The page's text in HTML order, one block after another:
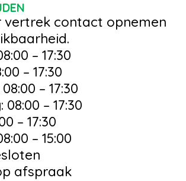
vertrek contact opnemen
– 17:30
– 17:30
– 17:30
– 17:30
– 17:30
– 15:00
afspraak